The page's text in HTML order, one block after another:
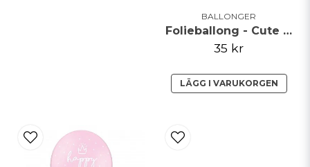
BALLONGER
Folieballong - Cute cat
35 kr
LÄGG I VARUKORGEN